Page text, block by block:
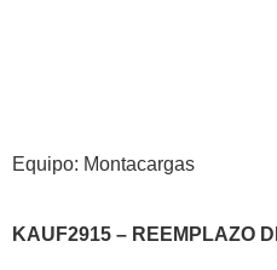
Equipo: Montacargas
KAUF2915 – REEMPLAZO